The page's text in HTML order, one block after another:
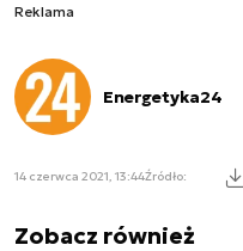
Reklama
Energetyka24
14 czerwca 2021, 13:44Źródło:
Zobacz również